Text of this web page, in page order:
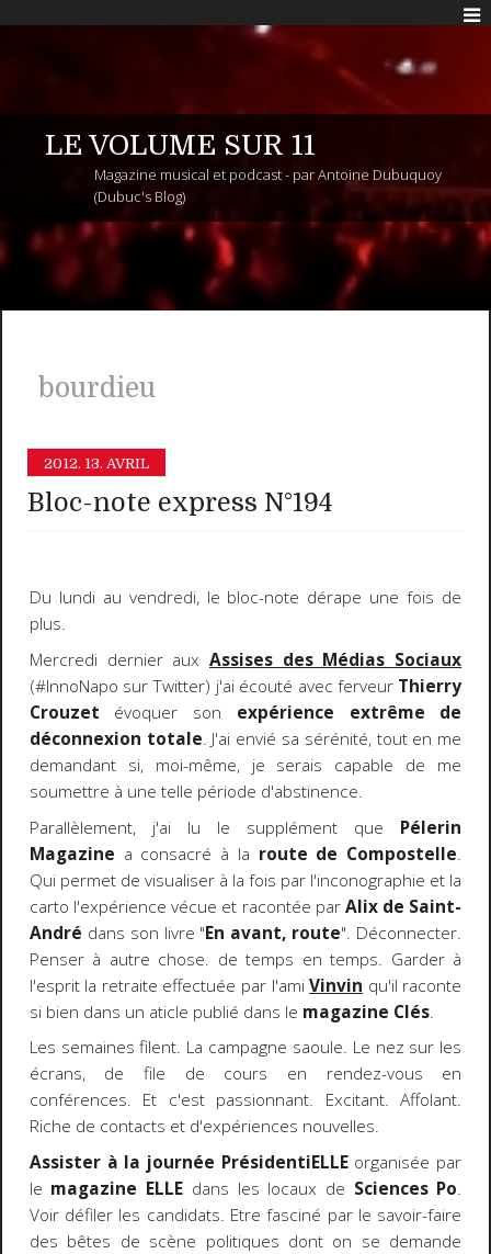
LE VOLUME SUR 11
Magazine musical et podcast - par Antoine Dubuquoy
(Dubuc's Blog)
bourdieu
2012. 13. AVRIL
Bloc-note express N°194
Du lundi au vendredi, le bloc-note dérape une fois de
plus.
Mercredi dernier aux Assises des Médias Sociaux
(#InnoNapo sur Twitter) j'ai écouté avec ferveur Thierry
Crouzet évoquer son expérience extrême de
déconnexion totale. J'ai envié sa sérénité, tout en me
demandant si, moi-même, je serais capable de me
soumettre à une telle période d'abstinence.
Parallèlement, j'ai lu le supplément que Pélerin
Magazine a consacré à la route de Compostelle.
Qui permet de visualiser à la fois par l'inconographie et la
carto l'expérience vécue et racontée parAlix de Saint-
André dans son livre "En avant, route". Déconnecter.
Penser à autre chose. de temps en temps. Garder à
l'esprit la retraite effectuée par l'amiVinvin qu'il raconte
si bien dans un aticle publié dans le magazine Clés.
Les semaines filent. La campagne saoule. Le nez sur les
écrans, de file de cours en rendez-vous en
conférences. Et c'est passionnant. Excitant. Affolant.
Riche de contacts et d'expériences nouvelles.
Assister à la journée PrésidentiELLEorganisée par
le magazine ELLE dans les locaux de Sciences Po.
Voir défiler les candidats. Etre fasciné par le savoir-faire
des bêtes de scène politiques dont on se demande